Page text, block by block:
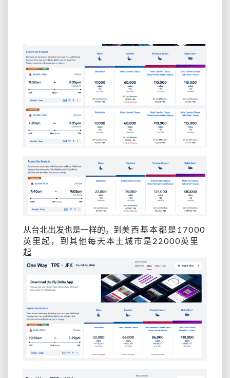
从台北出发也是一样的。到美西基本都是17000
英里起，到其他每天本土城市是22000英里
起